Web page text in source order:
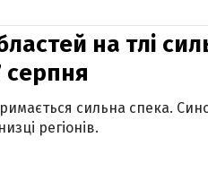
на тлі
серпня
сильна спека.
регіонів.